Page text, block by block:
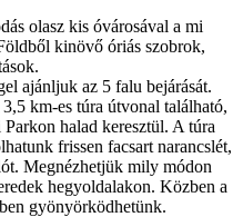
olasz kis óvárosával a mi
kinövő óriás szobrok,
ajánljuk az 5 falu bejárását.
km-es túra útvonal található,
halad keresztül. A túra
frissen facsart narancslét,
Megnézhetjük mily módon
hegyoldalakon. Közben a
gyönyörködhetünk.